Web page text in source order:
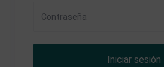
Iniciar sesión